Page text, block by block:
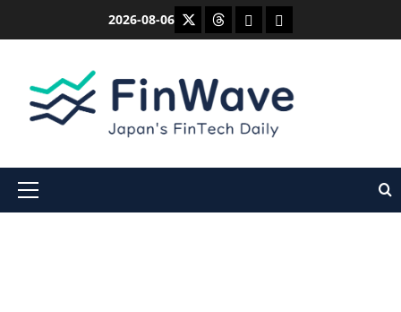
2026-08-06 X ThreadsBlueskyMastodon
メ